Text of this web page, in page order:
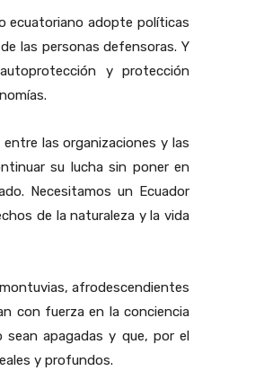
ecuatoriano adopte políticas
las personas defensoras. Y
y protección
las organizaciones y las
su lucha sin poner en
Necesitamos un Ecuador
de la naturaleza y la vida
afrodescendientes
con fuerza en la conciencia
apagadas y que, por el
y profundos.